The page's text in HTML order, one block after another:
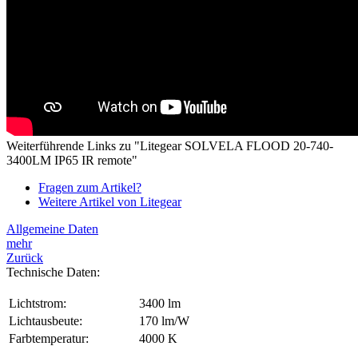
Weiterführende Links zu "Litegear SOLVELA FLOOD 20-740-
3400LM IP65 IR remote"
Fragen zum Artikel?
Weitere Artikel von Litegear
Allgemeine Daten
mehr
Zurück
Technische Daten:
Lichtstrom:
3400 lm
Lichtausbeute:
170 lm/W
Farbtemperatur:
4000 K